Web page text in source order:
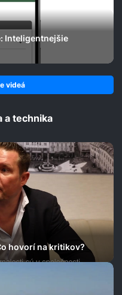
Inteligentnejšie
videá
a technika
hovorí na kritikov?